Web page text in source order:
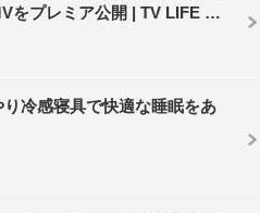
て、センターを務めた石田
せていただきました。
てもらうきっかけになる、
をプレミア公開 | TV LIFE we
り冷感寝具で快適な睡眠をあ